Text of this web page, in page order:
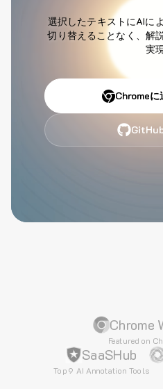
選択したテキストにAIに
切り替えることなく、解
実
Chrome
Chrome
Featured on
SaaSHub
Top 9 AI Annotation Tools